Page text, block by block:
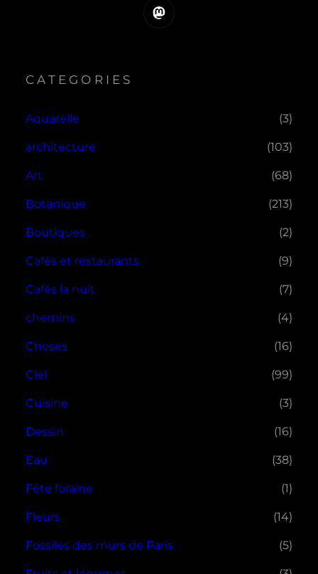
Mastodon
CATEGORIES
Aquarelle (3)
architecture (103)
Art (68)
Botanique (213)
Boutiques (2)
Cafés et restaurants (9)
Cafés la nuit (7)
chemins (4)
Choses (16)
Ciel (99)
Cuisine (3)
Dessin (16)
Eau (38)
Fête foraine (1)
Fleurs (14)
Fossiles des murs de Paris (5)